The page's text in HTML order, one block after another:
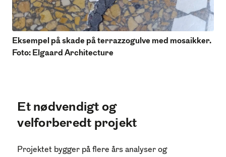
Eksempel på skade på terrazzogulve med mosaikker.
Foto: Elgaard Architecture
Et nødvendigt og
velforberedt projekt
Projektet bygger på flere års analyser og